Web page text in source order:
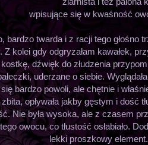
wpisujące się w kwaśność
bardzo twarda i z racji tego głośno
kolei gdy odgryzałam kawałek,
dźwięk do złudzenia
uderzane o siebie.
się bardzo powoli, ale chętnie i
opływała jakby gęstym i dość
Nie była wysoka, ale z czasem
owocu, co tłustość osłabiało.
lekki proszkowy element.